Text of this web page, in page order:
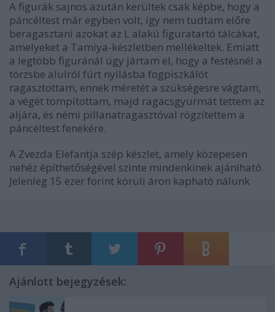
A figurák sajnos azután kerültek csak képbe, hogy a
páncéltest már egyben volt, így nem tudtam előre
beragasztani azokat az L alakú figuratartó tálcákat,
amelyeket a Tamiya-készletben mellékeltek. Emiatt
a legtöbb figuránál úgy jártam el, hogy a festésnél a
törzsbe alulról fúrt nyílásba fogpiszkálót
ragasztottam, ennek méretét a szükségesre vágtam,
a végét tompítottam, majd ragacsgyurmát tettem az
aljára, és némi pillanatragasztóval rögzítettem a
páncéltest fenekére.
A Zvezda Elefantja szép készlet, amely közepesen
nehéz építhetőségével szinte mindenkinek ajánlható.
Jelenleg 15 ezer forint körüli áron kapható nálunk
Ajánlott bejegyzések: